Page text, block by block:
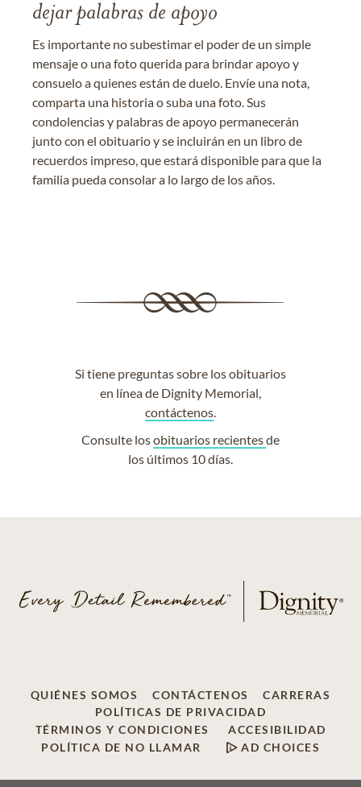
dejar palabras de apoyo
Es importante no subestimar el poder de un simple
mensaje o una foto querida para brindar apoyo y
consuelo a quienes están de duelo. Envíe una nota,
comparta una historia o suba una foto. Sus
condolencias y palabras de apoyo permanecerán
junto con el obituario y se incluirán en un libro de
recuerdos impreso, que estará disponible para que la
familia pueda consolar a lo largo de los años.
Si tiene preguntas sobre los obituarios
en línea de Dignity Memorial,
contáctenos.
Consulte losobituarios recientesde
los últimos 10 días.
QUIÉNES SOMOS CONTÁCTENOS
CARRERAS
POLÍTICAS DE PRIVACIDAD
TÉRMINOS Y CONDICIONES
ACCESIBILIDAD
POLÍTICA DE NO LLAMAR
AD CHOICES